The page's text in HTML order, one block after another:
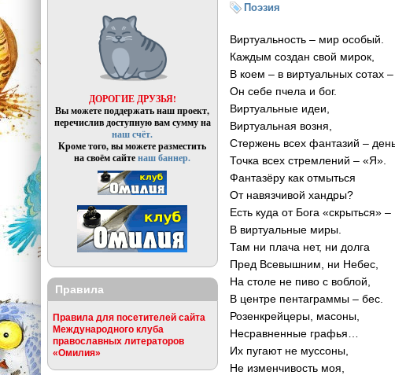
Поэзия
Виртуальность – мир особый.
Каждым создан свой мирок,
В коем – в виртуальных сотах –
Он себе пчела и бог.
Виртуальные идеи,
Виртуальная возня,
Стержень всех фантазий –
Точка всех стремлений – «Я».
Фантазёру как отмыться
От навязчивой хандры?
Есть куда от Бога «скрыться» –
В виртуальные миры.
Там ни плача нет, ни долга
Пред Всевышним, ни Небес,
На столе не пиво с воблой,
В центре пентаграммы – бес.
Розенкрейцеры, масоны,
Несравненные графья…
Их пугают не муссоны,
Не изменчивость моя,
ДОРОГИЕ ДРУЗЬЯ!
Вы можете поддержать наш проект,
перечислив доступную вам сумму на
наш счёт.
Кроме того, вы можете разместить
на своём сайтенаш баннер.
Правила
Правила для посетителей сайта
Международного клуба
православных литераторов
«Омилия»